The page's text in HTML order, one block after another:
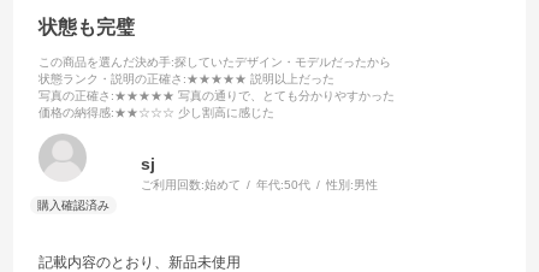
状態も完璧
この商品を選んだ決め手:探していたデザイン・モデルだったから
状態ランク・説明の正確さ :★★★★★ 説明以上だった
写真の正確さ :★★★★★ 写真の通りで、とても分かりやすかった
価格の納得感:★★☆☆☆ 少し割高に感じた
sj
ご利用回数:始めて 年代:50代 性別:男性
記載内容のとおり、新品未使用